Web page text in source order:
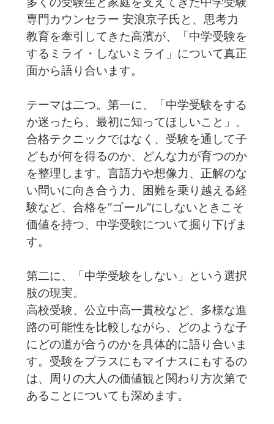
専門カウンセラー 安浪京子氏と、思考力
教育を牽引してきた高濱が、「中学受験を
するミライ・しないミライ」について真正
面から語り合います。
テーマは二つ。第一に、「中学受験をする
か迷ったら、最初に知ってほしいこと」。
合格テクニックではなく、受験を通して子
どもが何を得るのか、どんな力が育つのか
を整理します。言語力や想像力、正解のな
い問いに向き合う力、困難を乗り越える経
験など、合格を“ゴール”にしないときこそ
価値を持つ、中学受験について掘り下げま
す。
第二に、「中学受験をしない」という選択
肢の現実。
高校受験、公立中高一貫校など、多様な進
路の可能性を比較しながら、どのような子
にどの道が合うのかを具体的に語り合いま
す。受験をプラスにもマイナスにもするの
は、周りの大人の価値観と関わり方次第で
あることについても深めます。